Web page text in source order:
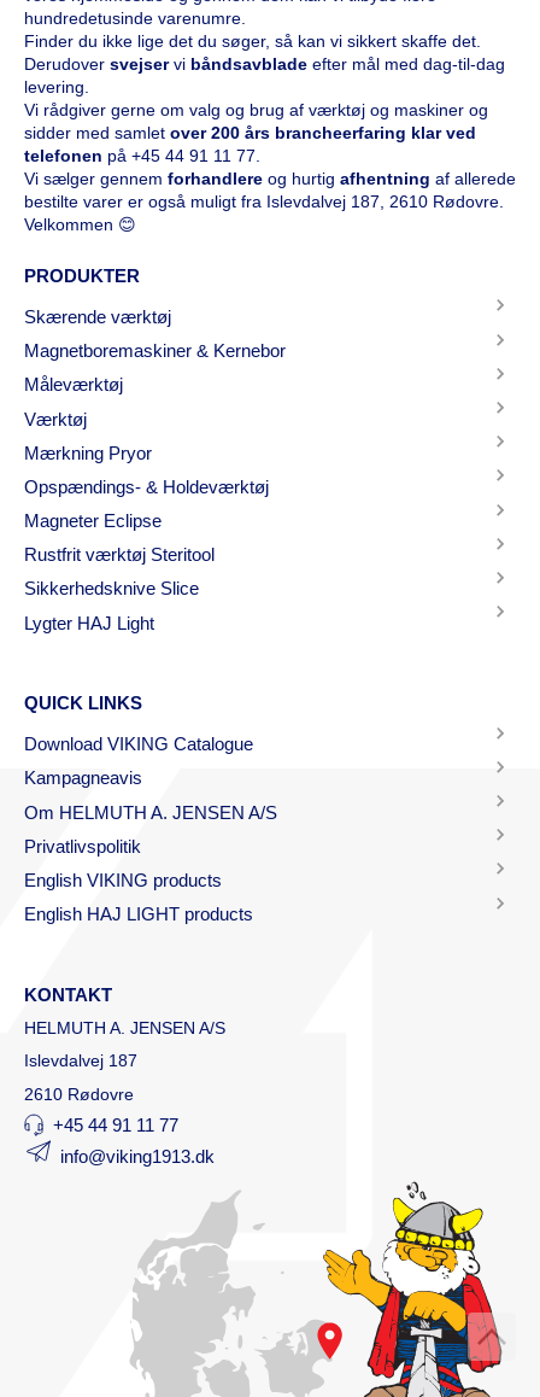
hundredetusinde varenumre.
Finder du ikke lige det du søger, så kan vi sikkert skaffe det.
Derudover svejservi båndsavblade efter mål med dag-til-dag
levering.
Vi rådgiver gerne om valg og brug af værktøj og maskiner og
sidder med samlet over 200 års brancheerfaring klar ved
telefonen på +45 44 91 11 77
Vi sælger gennem forhandlere og hurtig afhentning af allerede
bestilte varer er også muligt fra Islevdalvej 187, 2610 Rødovre.
Velkommen 😊
PRODUKTER
Skærende værktøj
Magnetboremaskiner & Kernebor
Måleværktøj
Værktøj
Mærkning Pryor
Opspændings- & Holdeværktøj
Magneter Eclipse
Rustfrit værktøj Steritool
Sikkerhedsknive Slice
Lygter HAJ Light
QUICK LINKS
Download VIKING Catalogue
Kampagneavis
Om HELMUTH A. JENSEN A/S
Privatlivspolitik
English VIKING products
English HAJ LIGHT products
KONTAKT
HELMUTH A. JENSEN A/S
Islevdalvej 187
2610 Rødovre
+45 44 91 11 77
info@viking1913.dk